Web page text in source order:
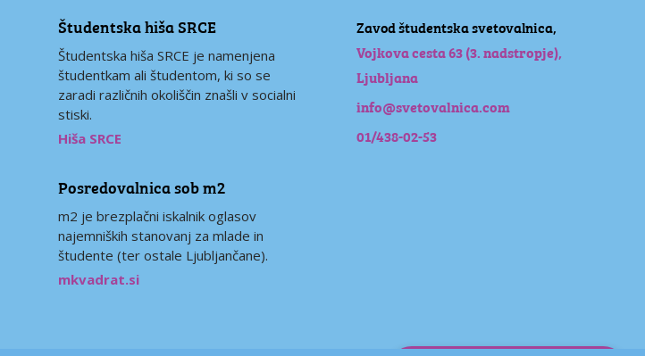
Študentska hiša SRCE
Študentska hiša SRCE je namenjena
študentkam ali študentom, ki so se
zaradi različnih okoliščin znašli v socialni
stiski.
Hiša SRCE
Posredovalnica sob m2
m2 je brezplačni iskalnik oglasov
najemniških stanovanj za mlade in
študente (ter ostale Ljubljančane).
mkvadrat.si
Zavod študentska svetovalnica,
Vojkova cesta 63 (3. nadstropje),
Ljubljana
info@svetovalnica.com
01/438-02-53